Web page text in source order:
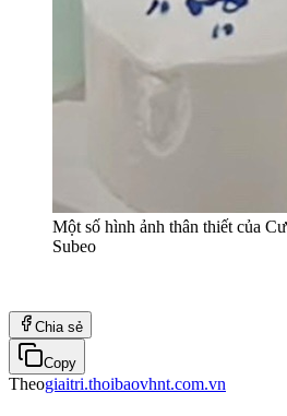
Một số hình ảnh thân thiết của
Subeo
Chia sẻ
Copy
Theogiaitri.thoibaovhnt.com.vn